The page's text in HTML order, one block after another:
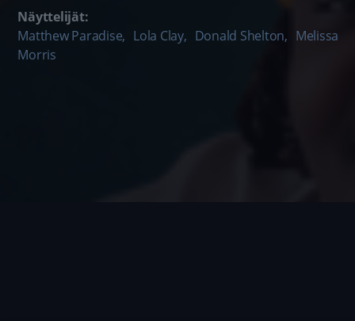
Näyttelijät:
Matthew Paradise, Lola Clay, Donald Shelton, Melissa
Morris